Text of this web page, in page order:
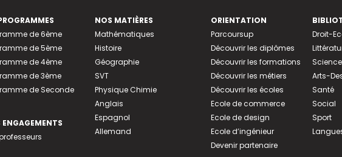
de 6ème
de 5ème
de 4ème
de 3ème
de Seconde
ENGAGEMENTS
NOS MATIÈRES
Mathématiques
Histoire
Géographie
SVT
Physique Chimie
Anglais
Espagnol
Allemand
ORIENTATION
Parcoursup
Découvrir les diplômes
Découvrir les formations
Découvrir les métiers
Découvrir les écoles
Ecole de commerce
Ecole de design
Ecole d’ingénieur
Devenir partenaire
Droit-
Arts-
Santé
Social
Sport